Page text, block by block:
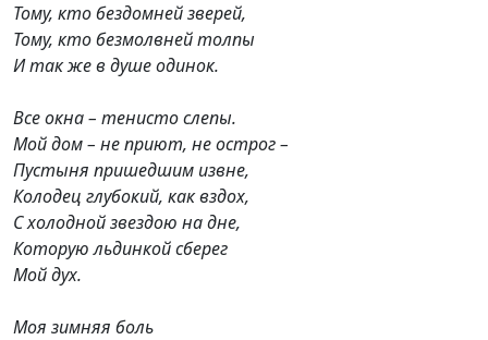
Тому, кто бездомней зверей,
Тому, кто безмолвней толпы
И так же в душе одинок.
Все окна – тенисто слепы.
Мой дом – не приют, не острог –
Пустыня пришедшим извне,
Колодец глубокий, как вздох,
С холодной звездою на дне,
Которую льдинкой сберег
Мой дух.
Моя зимняя боль